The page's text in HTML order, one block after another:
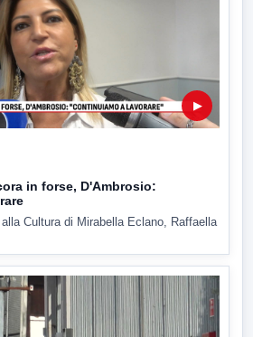
▶
in forse, D'Ambrosio:
Cultura di Mirabella Eclano, Raffaella